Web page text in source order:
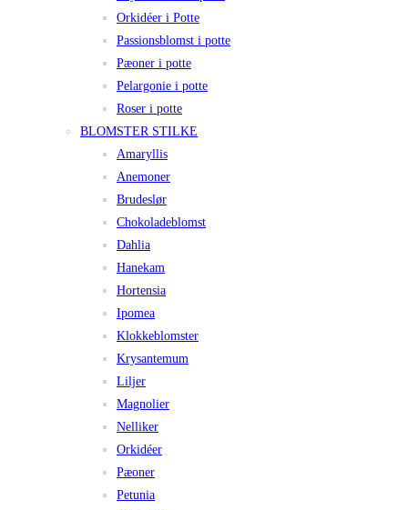
Orkidéer i Potte
Passionsblomst i potte
Pæoner i potte
Pelargonie i potte
Roser i potte
BLOMSTER STILKE
Amaryllis
Anemoner
Brudeslør
Chokoladeblomst
Dahlia
Hanekam
Hortensia
Ipomea
Klokkeblomster
Krysantemum
Liljer
Magnolier
Nelliker
Orkidéer
Pæoner
Petunia